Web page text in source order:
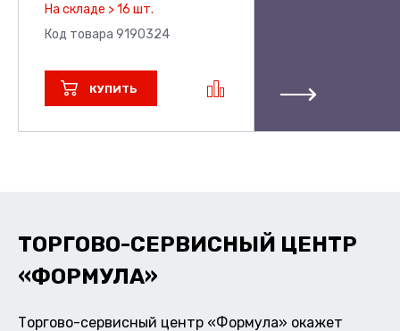
На складе > 16 шт.
Код товара 9190324
КУПИТЬ
ТОРГОВО-СЕРВИСНЫЙ ЦЕНТР
«ФОРМУЛА»
Торгово-сервисный центр «Формула» окажет